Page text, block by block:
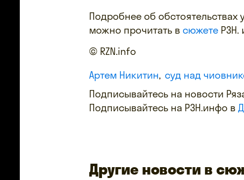
Подробнее об обстоятельствах
можно прочитать в сюжете РЗН.
© RZN.info
Артем Никитин суд над
Подписывайтесь на новости
Подписывайтесь на РЗН.инфо в
Другие новости в